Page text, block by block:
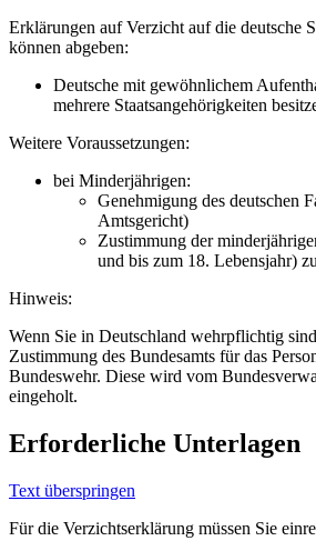
Erklärungen auf Verzicht auf die deutsche
können abgeben:
Deutsche mit gewöhnlichem
mehrere Staatsangehörigkeiten
Weitere Voraussetzungen:
bei Minderjährigen:
Genehmigung des deutschen
Amtsgericht)
Zustimmung der
und bis zum 18. Lebensjahr)
Hinweis:
Wenn Sie in Deutschland wehrpflichtig
Zustimmung des Bundesamts für das
Bundeswehr. Diese wird vom
eingeholt.
Erforderliche Unterlagen
Text überspringen
Für die Verzichtserklärung müssen Sie